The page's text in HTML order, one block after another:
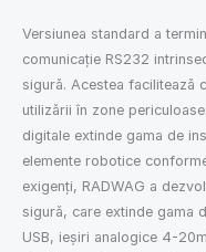
Versiunea standard a
comunicație RS232
sigură. Acestea facilitează
utilizării în zone
digitale extinde gama de
elemente robotice
exigenți, RADWAG a
sigură, care extinde gama
USB, ieșiri analogice 4-